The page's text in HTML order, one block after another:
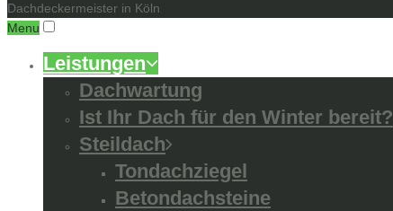
Dachdeckermeister in Köln
Menu
Leistungen
Dachwartung
Ist Ihr Dach für den Winter bereit?
Steildach
Tondachziegel
Betondachsteine